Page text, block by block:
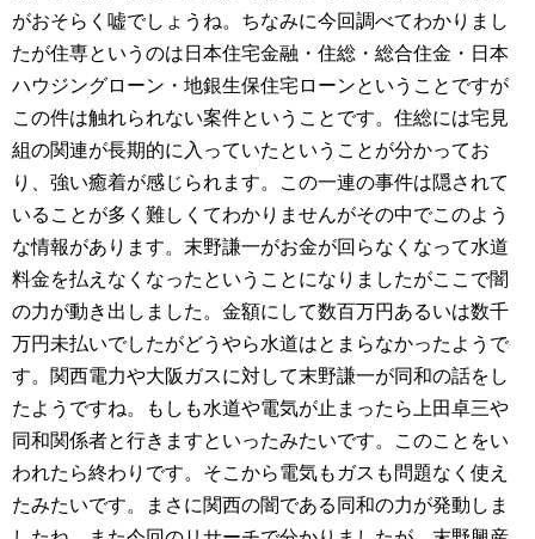
がおそらく嘘でしょうね。ちなみに今回調べてわかりまし
たが住専というのは日本住宅金融・住総・総合住金・日本
ハウジングローン・地銀生保住宅ローンということですが
この件は触れられない案件ということです。住総には宅見
組の関連が長期的に入っていたということが分かってお
り、強い癒着が感じられます。この一連の事件は隠されて
いることが多く難しくてわかりませんがその中でこのよう
な情報があります。末野謙一がお金が回らなくなって水道
料金を払えなくなったということになりましたがここで闇
の力が動き出しました。金額にして数百万円あるいは数千
万円未払いでしたがどうやら水道はとまらなかったようで
す。関西電力や大阪ガスに対して末野謙一が同和の話をし
たようですね。もしも水道や電気が止まったら上田卓三や
同和関係者と行きますといったみたいです。このことをい
われたら終わりです。そこから電気もガスも問題なく使え
たみたいです。まさに関西の闇である同和の力が発動しま